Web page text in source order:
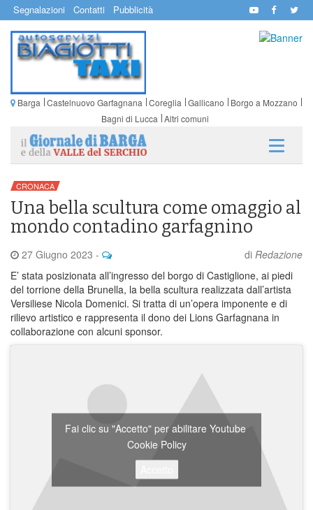
Segnalazioni Contatti Pubblicità
Barga Castelnuovo Garfagnana Coreglia Gallicano
Borgo a Mozzano
Bagni di Lucca Altri comuni
CRONACA
Una bella scultura come omaggio al
mondo contadino garfagnino
27 Giugno 2023 - di Redazione
E’ stata posizionata all’ingresso del borgo di Castiglione, ai piedi
del torrione della Brunella, la bella scultura realizzata dall’artista
Versiliese Nicola Domenici. Si tratta di un’opera imponente e di
rilievo artistico e rappresenta il dono dei Lions Garfagnana in
collaborazione con alcuni sponsor.
Fai clic su "Accetto" per abilitare Youtube
Cookie Policy